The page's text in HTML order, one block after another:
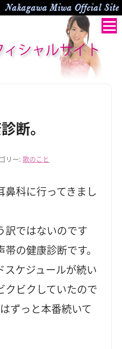
Nakagawa Miwa Offcial Site
ィシャルサイト
断。
リー:歌のこと
鼻科に行ってきまし
訳ではないのです
の健康診断です。
スケジュールが続い
クビクしていたので
ずっと本番続いて